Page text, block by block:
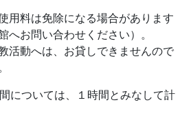
用料は免除になる場合があります
へお問い合わせください）。
活動へは、お貸しできませんので
については、１時間とみなして計